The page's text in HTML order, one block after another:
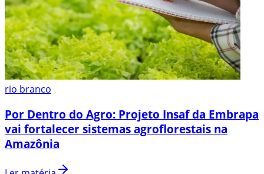
rio branco
Por Dentro do Agro: Projeto Insaf da Embrapa
vai fortalecer sistemas agroflorestais na
Amazônia